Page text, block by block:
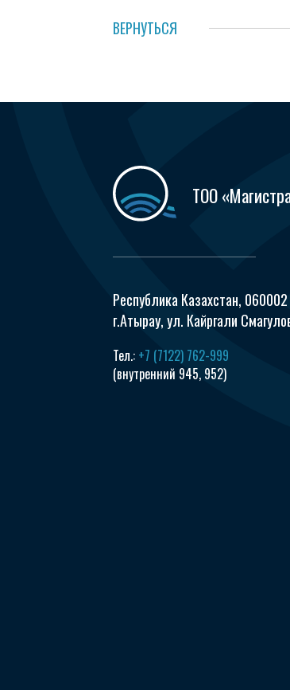
ВЕРНУТЬСЯ
ТОО
Республика Казахстан, 060002
г.Атырау, ул. Кайргали
Тел.: +7 (7122) 762-999
(внутренний 945, 952)